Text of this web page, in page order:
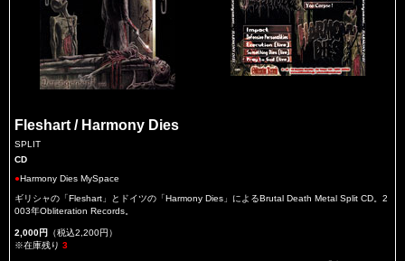
Fleshart / Harmony Dies
SPLIT
CD
●Harmony Dies MySpace
ギリシャの「Fleshart」とドイツの「Harmony Dies」によるBrutal Death Metal Split CD。2
003年Obliteration Records。
2,000円 （税込2,200円）
※在庫残り 3